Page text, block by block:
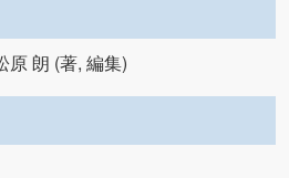
原 朗 (著, 編集)